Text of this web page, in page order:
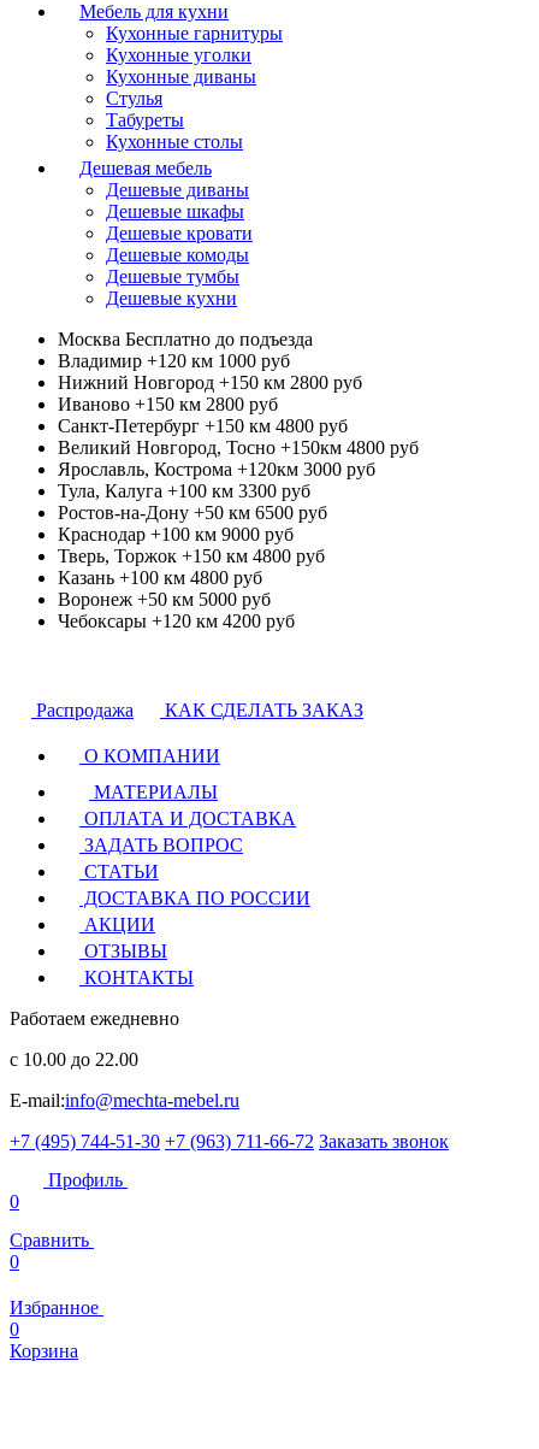
Мебель для кухни
Кухонные гарнитуры
Кухонные уголки
Кухонные диваны
Стулья
Табуреты
Кухонные столы
Дешевая мебель
Дешевые диваны
Дешевые шкафы
Дешевые кровати
Дешевые комоды
Дешевые тумбы
Дешевые кухни
Москва Бесплатно до подъезда
Владимир +120 км 1000 руб
Нижний Новгород +150 км 2800 руб
Иваново +150 км 2800 руб
Санкт-Петербург +150 км 4800 руб
Великий Новгород, Тосно +150км 4800 руб
Ярославль, Кострома +120км 3000 руб
Тула, Калуга +100 км 3300 руб
Ростов-на-Дону +50 км 6500 руб
Краснодар +100 км 9000 руб
Тверь, Торжок +150 км 4800 руб
Казань +100 км 4800 руб
Воронеж +50 км 5000 руб
Чебоксары +120 км 4200 руб
Распродажа КАК СДЕЛАТЬ ЗАКАЗ
О КОМПАНИИ
МАТЕРИАЛЫ
ОПЛАТА И ДОСТАВКА
ЗАДАТЬ ВОПРОС
СТАТЬИ
ДОСТАВКА ПО РОССИИ
АКЦИИ
ОТЗЫВЫ
КОНТАКТЫ
Работаем ежедневно
с 10.00 до 22.00
E-mail:info@mechta-mebel.ru
+7 (495) 744-51-30 +7 (963) 711-66-72 Заказать звонок
Профиль
0
Сравнить
0
Избранное
0
Корзина